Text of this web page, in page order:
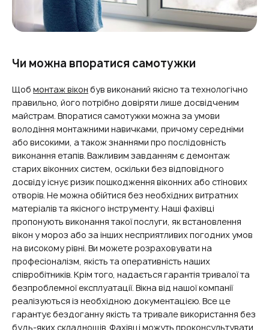
Чи можна впоратися самотужки
Щоб монтаж вікон був виконаний якісно та технологічно
правильно, його потрібно довіряти лише досвідченим
майстрам. Впоратися самотужки можна за умови
володіння монтажними навичками, причому середніми
або високими, а також знаннями про послідовність
виконання етапів. Важливим завданням є демонтаж
старих віконних систем, оскільки без відповідного
досвіду існує ризик пошкодження віконних або стінових
отворів. Не можна обійтися без необхідних витратних
матеріалів та якісного інструменту. Наші фахівці
пропонують виконання такої послуги, як встановлення
вікон у мороз або за інших несприятливих погодних умов
на високому рівні. Ви можете розраховувати на
професіоналізм, якість та оперативність наших
співробітників. Крім того, надається гарантія тривалої та
безпроблемної експлуатації. Вікна від нашої компанії
реалізуються із необхідною документацією. Все це
гарантує бездоганну якість та тривале використання без
будь-яких складнощів. Фахівці можуть проконсультувати